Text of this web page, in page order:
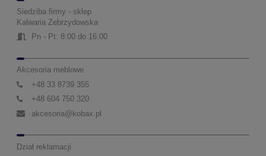
Siedziba firmy - sklep
Kalwaria Zebrzydowska
Pn - Pt: 8:00 do 16:00
Akcesoria meblowe
+48 33 8739 355
+48 604 750 320
akcesoria@kobax.pl
Dział reklamacji